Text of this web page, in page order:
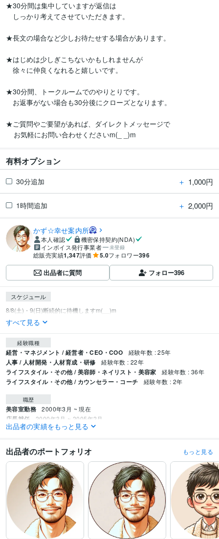
★30分間は集中していますが返信は
しっかり考えてさせていただきます。
★長文の場合など少しお待たせする場合があります。
★はじめは少しぎこちないかもしれませんが
徐々に仲良くなれると嬉しいです。
★30分間、トークルームでのやりとりです。
お返事がない場合も30分後にクローズとなります。
★ご質問やご要望があれば、ダイレクトメッセージで
    お気軽にお問い合わせくださいm(_ _)m
有料オプション
30分追加 ＋ 1,000円
1時間追加 ＋ 2,000円
かず☆幸せ案内所
本人確認
機密保持契約(NDA)
インボイス発行事業者
未登録
総販売実績1,347評価 5.0フォロワー396
出品者に質問 フォロー396
スケジュール
すべて見る
経験職種
経営・マネジメント / 経営者・CEO・COO 経験年数 : 25年
人事 / 人材開発・人材育成・研修 経験年数 : 22年
ライフスタイル・その他 / 美容師・ネイリスト・美容家 経験年数 : 36年
ライフスタイル・その他 / カウンセラー・コーチ 経験年数 : 2年
職歴
美容室勤務 2000年3月 ~ 現在
店長就任 2000年3月 ~ 2005年2月
ヨーロッパ留学 2005年3月 ~ 2005年9月
研修講師 2000年3月 ~ 現在
美容室2店舗目出店 2010年11月 ~ 現在
美容室3店舗目出店 2012年2月 ~ 現在
FC展開 2010年3月 ~ 現在
執筆活動 2022年9月 ~ 2022年10月 2022年12月 ~ 2023年2月
心理カウンセラー 2023年3月 ~ 現在
ココナラ相談員 2023年7月 ~ 現在
受賞歴
Amazonkindleにて電子書籍2冊目出版
Amazonkindleにて電子書籍1冊目出
出品者の実績をもっと見る
出品者のポートフォリオ もっと見る